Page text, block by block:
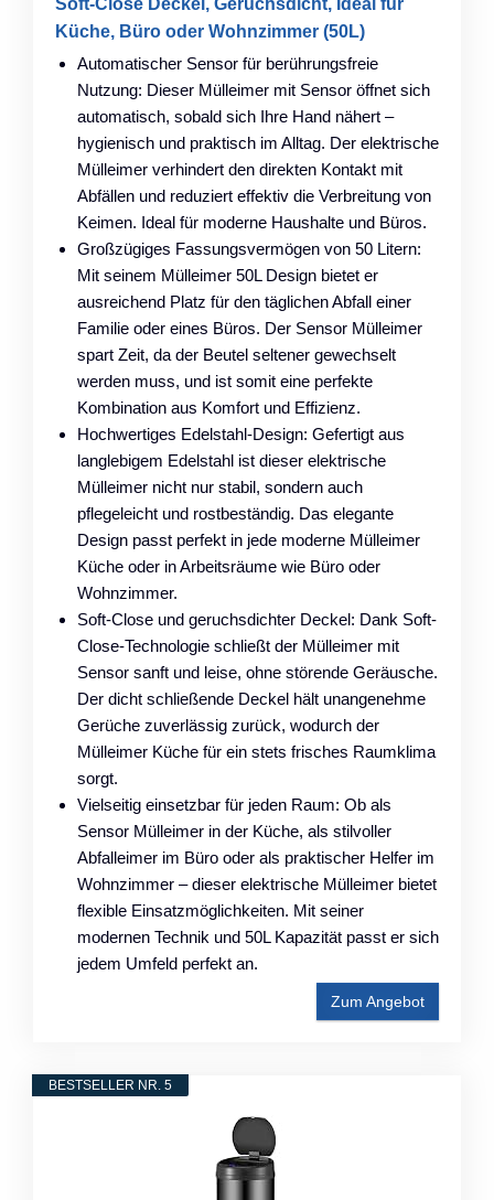
Küche, Büro oder Wohnzimmer (50L)
Automatischer Sensor für berührungsfreie
Nutzung: Dieser Mülleimer mit Sensor öffnet sich
automatisch, sobald sich Ihre Hand nähert –
hygienisch und praktisch im Alltag. Der elektrische
Mülleimer verhindert den direkten Kontakt mit
Abfällen und reduziert effektiv die Verbreitung von
Keimen. Ideal für moderne Haushalte und Büros.
Großzügiges Fassungsvermögen von 50 Litern:
Mit seinem Mülleimer 50L Design bietet er
ausreichend Platz für den täglichen Abfall einer
Familie oder eines Büros. Der Sensor Mülleimer
spart Zeit, da der Beutel seltener gewechselt
werden muss, und ist somit eine perfekte
Kombination aus Komfort und Effizienz.
Hochwertiges Edelstahl-Design: Gefertigt aus
langlebigem Edelstahl ist dieser elektrische
Mülleimer nicht nur stabil, sondern auch
pflegeleicht und rostbeständig. Das elegante
Design passt perfekt in jede moderne Mülleimer
Küche oder in Arbeitsräume wie Büro oder
Wohnzimmer.
Soft-Close und geruchsdichter Deckel: Dank Soft-
Close-Technologie schließt der Mülleimer mit
Sensor sanft und leise, ohne störende Geräusche.
Der dicht schließende Deckel hält unangenehme
Gerüche zuverlässig zurück, wodurch der
Mülleimer Küche für ein stets frisches Raumklima
sorgt.
Vielseitig einsetzbar für jeden Raum: Ob als
Sensor Mülleimer in der Küche, als stilvoller
Abfalleimer im Büro oder als praktischer Helfer im
Wohnzimmer – dieser elektrische Mülleimer bietet
flexible Einsatzmöglichkeiten. Mit seiner
modernen Technik und 50L Kapazität passt er sich
jedem Umfeld perfekt an.
Zum Angebot
BESTSELLER NR. 5